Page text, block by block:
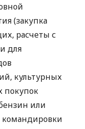
(закупка
расчеты с
для
культурных
покупок
или
командировки